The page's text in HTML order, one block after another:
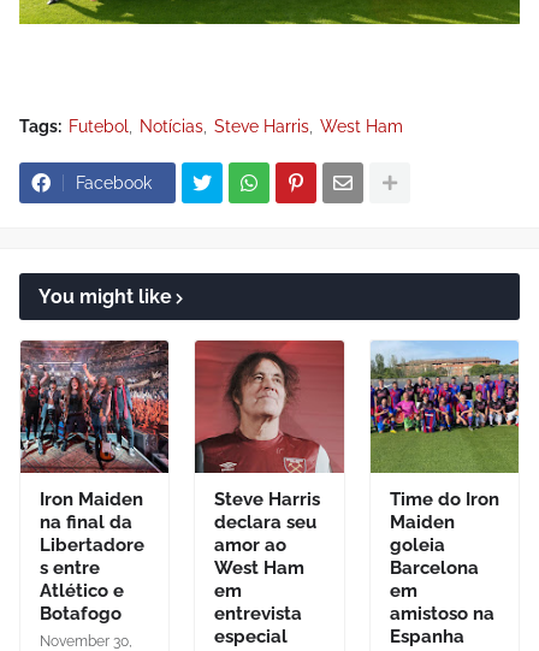
Tags: Futebol Notícias Steve Harris West Ham
Facebook
You might like
Iron Maiden
na final da
Libertadore
s entre
Atlético e
Botafogo
November 30,
Steve Harris
declara seu
amor ao
West Ham
em
entrevista
especial
Time do Iron
Maiden
goleia
Barcelona
em
amistoso na
Espanha